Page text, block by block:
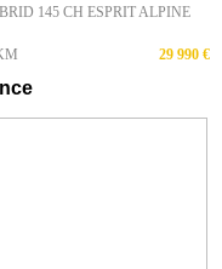
145 CH ESPRIT ALPINE
29 990 €